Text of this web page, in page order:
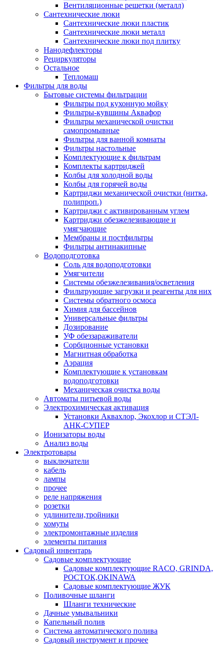
Вентиляционные решетки (металл)
Сантехнические люки
Сантехнические люки пластик
Сантехнические люки металл
Сантехнические люки под плитку
Нанодефлекторы
Рециркуляторы
Остальное
Тепломаш
Фильтры для воды
Бытовые системы фильтрации
Фильтры под кухонную мойку
Фильтры-кувшины Аквафор
Фильтры механической очистки
самопромывные
Фильтры для ванной комнаты
Фильтры настольные
Комплектующие к фильтрам
Комплекты картриджей
Колбы для холодной воды
Колбы для горячей воды
Картриджи механической очистки (нитка,
полипроп.)
Картриджи с активированным углем
Картриджи обезжелезивающие и
умягчающие
Мембраны и постфильтры
Фильтры антинакипные
Водоподготовка
Соль для водоподготовки
Умягчители
Системы обезжелезивания/осветления
Фильтрующие загрузки и реагенты для них
Системы обратного осмоса
Химия для бассейнов
Универсальные фильтры
Дозирование
УФ обеззараживатели
Сорбционные установки
Магнитная обработка
Аэрация
Комплектующие к установкам
водоподготовки
Механическая очистка воды
Автоматы питьевой воды
Электрохимическая активация
Установки Аквахлор, Экохлор и СТЭЛ-
АНК-СУПЕР
Ионизаторы воды
Анализ воды
Электротовары
выключатели
кабель
лампы
прочее
реле напряжения
розетки
удлинители,тройники
хомуты
электромонтажные изделия
элементы питания
Садовый инвентарь
Садовые комплектующие
Садовые комплектующие RACO, GRINDA,
РОСТОК,OKINAWA
Садовые комплектующие ЖУК
Поливочные шланги
Шланги технические
Дачные умывальники
Капельный полив
Система автоматического полива
Садовый инструмент и прочее